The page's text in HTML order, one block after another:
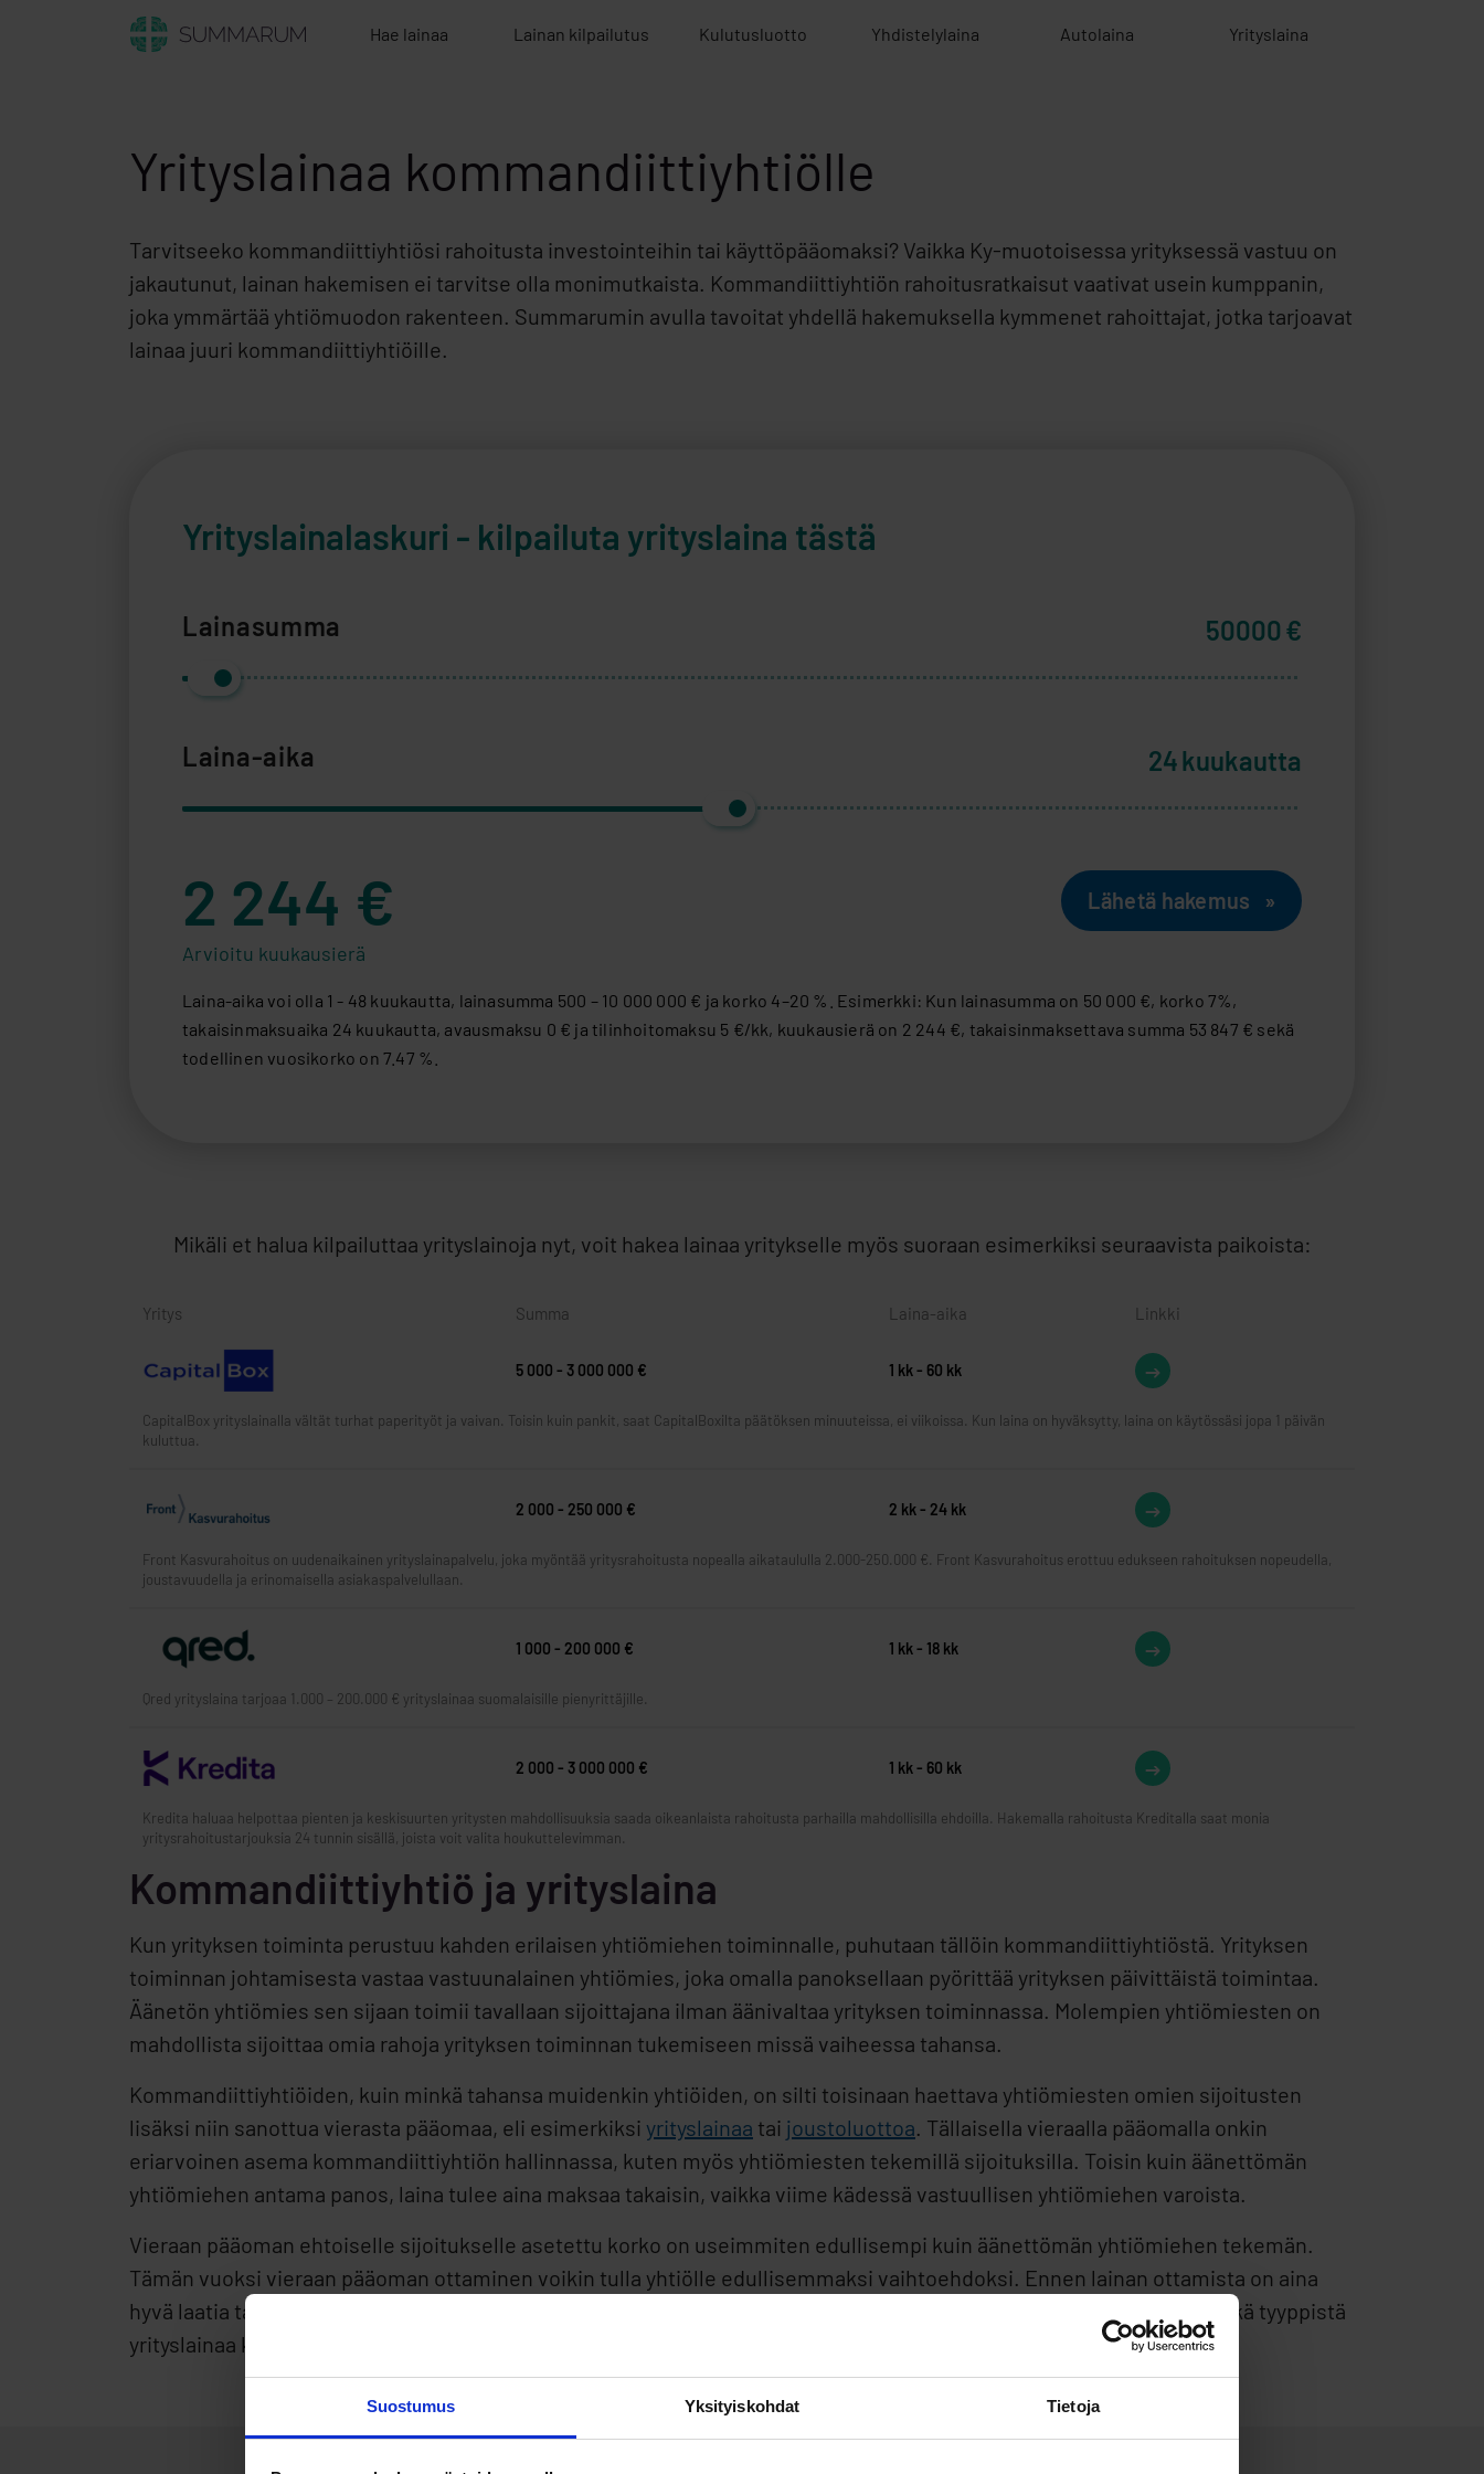
Suostumus Yksityiskohdat Tietoja
Hae lainaa Lainan kilpailutus Kulutusluotto Yhdistelylaina Autolaina Yrityslaina
Yrityslainaa kommandiittiyhtiölle
Tarvitseeko kommandiittiyhtiösi rahoitusta investointeihin tai käyttöpääomaksi? Vaikka Ky-muotoisessa yrityksessä vastuu on
jakautunut, lainan hakemisen ei tarvitse olla monimutkaista. Kommandiittiyhtiön rahoitusratkaisut vaativat usein kumppanin,
joka ymmärtää yhtiömuodon rakenteen. Summarumin avulla tavoitat yhdellä hakemuksella kymmenet rahoittajat, jotka tarjoavat
lainaa juuri kommandiittiyhtiöille.
Mikäli et halua kilpailuttaa yrityslainoja nyt, voit hakea lainaa yritykselle myös suoraan esimerkiksi seuraavista paikoista:
Yritys Summa Laina-aika Linkki
5 000 - 3 000 000 € 1 kk - 60 kk
CapitalBox yrityslainalla vältät turhat paperityöt ja vaivan. Toisin kuin pankit, saat CapitalBoxilta päätöksen minuuteissa, ei viikoissa. Kun laina on hyväksytty, laina on käytössäsi jopa 1 päivän
kuluttua.
2 000 - 250 000 € 2 kk - 24 kk
Front Kasvurahoitus on uudenaikainen yrityslainapalvelu, joka myöntää yritysrahoitusta nopealla aikataululla 2.000-250.000 €. Front Kasvurahoitus erottuu edukseen rahoituksen nopeudella,
joustavuudella ja erinomaisella asiakaspalvelullaan.
1 000 - 200 000 € 1 kk - 18 kk
Qred yrityslaina tarjoaa 1.000 – 200.000 € yrityslainaa suomalaisille pienyrittäjille.
2 000 - 3 000 000 € 1 kk - 60 kk
Kredita haluaa helpottaa pienten ja keskisuurten yritysten mahdollisuuksia saada oikeanlaista rahoitusta parhailla mahdollisilla ehdoilla. Hakemalla rahoitusta Kreditalla saat monia
yritysrahoitustarjouksia 24 tunnin sisällä, joista voit valita houkuttelevimman.
Kommandiittiyhtiö ja yrityslaina
Kun yrityksen toiminta perustuu kahden erilaisen yhtiömiehen toiminnalle, puhutaan tällöin kommandiittiyhtiöstä. Yrityksen
toiminnan johtamisesta vastaa vastuunalainen yhtiömies, joka omalla panoksellaan pyörittää yrityksen päivittäistä toimintaa.
Äänetön yhtiömies sen sijaan toimii tavallaan sijoittajana ilman äänivaltaa yrityksen toiminnassa. Molempien yhtiömiesten on
mahdollista sijoittaa omia rahoja yrityksen toiminnan tukemiseen missä vaiheessa tahansa.
Kommandiittiyhtiöiden, kuin minkä tahansa muidenkin yhtiöiden, on silti toisinaan haettava yhtiömiesten omien sijoitusten
lisäksi niin sanottua vierasta pääomaa, eli esimerkiksi yrityslainaa tai joustoluottoa . Tällaisella vieraalla pääomalla onkin
eriarvoinen asema kommandiittiyhtiön hallinnassa, kuten myös yhtiömiesten tekemillä sijoituksilla. Toisin kuin äänettömän
yhtiömiehen antama panos, laina tulee aina maksaa takaisin, vaikka viime kädessä vastuullisen yhtiömiehen varoista.
Vieraan pääoman ehtoiselle sijoitukselle asetettu korko on useimmiten edullisempi kuin äänettömän yhtiömiehen tekemän.
Tämän vuoksi vieraan pääoman ottaminen voikin tulla yhtiölle edullisemmaksi vaihtoehdoksi. Ennen lainan ottamista on aina
hyvä laatia tarkka rahoitussuunnitelma, joka varmistaa lainan takaisinmaksun. Se antaa myös näkemyksen siitä, minkä tyyppistä
yrityslainaa kommandiittiyhtiölle kannattaisi etsiä.